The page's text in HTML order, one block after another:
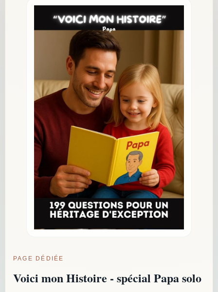
PAGE DÉDIÉE
Voici mon Histoire - spécial Papa solo